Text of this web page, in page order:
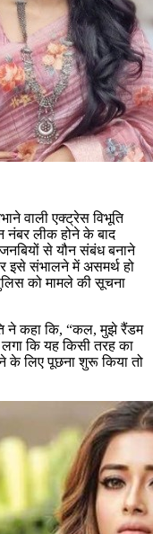
वाली एक्ट्रेस विभूति
लीक होने के बाद
से यौन संबंध बनाने
इसे संभालने में असमर्थ हो
को मामले की सूचना
ने कहा कि, “कल, मुझे रैंडम
कि यह किसी तरह का
के लिए पूछना शुरू किया तो